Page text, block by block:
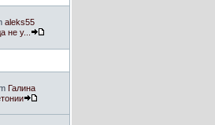
aleks55
не у...
Галина